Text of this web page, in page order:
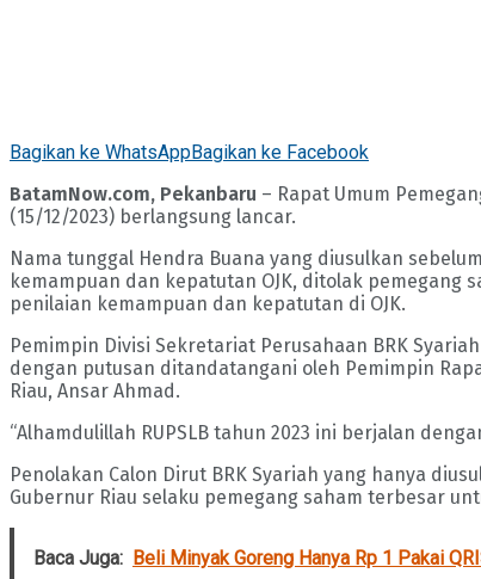
Bagikan ke WhatsAppBagikan ke Facebook
BatamNow.com, Pekanbaru – Rapat Umum
(15/12/2023) berlangsung lancar.
Nama tunggal Hendra Buana yang diusulkan
kemampuan dan kepatutan OJK, ditolak
penilaian kemampuan dan kepatutan di OJK.
Pemimpin Divisi Sekretariat Perusahaan BRK
dengan putusan ditandatangani oleh Pemimpin
Riau, Ansar Ahmad.
“Alhamdulillah RUPSLB tahun 2023 ini berjalan
Penolakan Calon Dirut BRK Syariah yang hanya
Gubernur Riau selaku pemegang saham terbesar
Baca Juga: Beli Minyak Goreng Hanya Rp 1 Pakai